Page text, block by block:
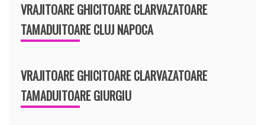
VRAJITOARE GHICITOARE CLARVAZATOARE
TAMADUITOARE CLUJ NAPOCA
VRAJITOARE GHICITOARE CLARVAZATOARE
TAMADUITOARE GIURGIU